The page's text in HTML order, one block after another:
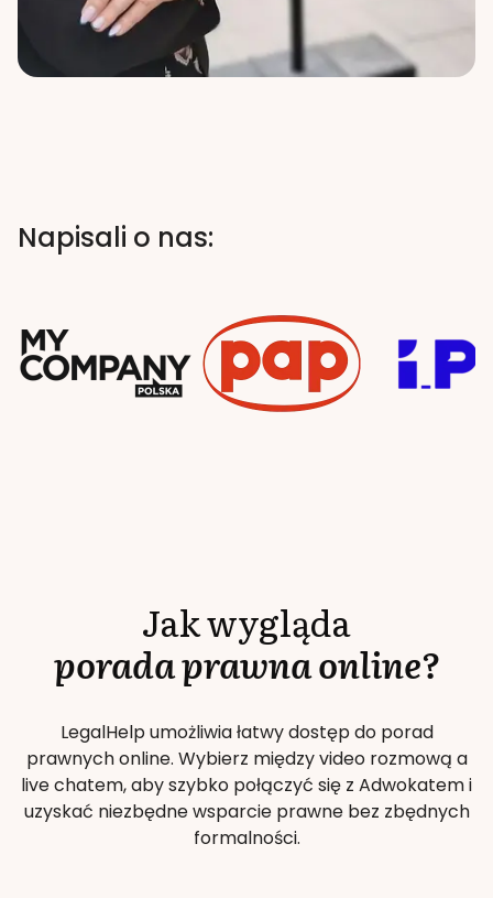
Napisali o nas:
Jak wygląda
porada prawna online?
LegalHelp umożliwia łatwy dostęp do porad
prawnych online. Wybierz między video rozmową a
live chatem, aby szybko połączyć się z Adwokatem i
uzyskać niezbędne wsparcie prawne bez zbędnych
formalności.